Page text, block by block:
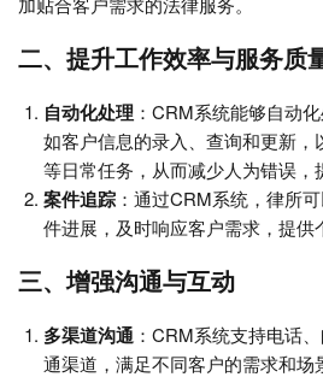
二、提升工作效率与服务质
自动化处理 ：CRM系统能够自动
如客户信息的录入、查询和更新，
等日常任务，从而减少人为错误，
案件追踪 ：通过CRM系统，律所
件进展，及时响应客户需求，提供
三、增强沟通与互动
多渠道沟通 ：CRM系统支持电话
通渠道，满足不同客户的需求和场